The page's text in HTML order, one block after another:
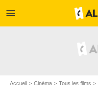
menu
Accueil Cinéma Tous les films